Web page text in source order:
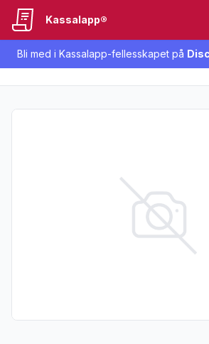
Bli med i Kassalapp-fellesskapet på
Kassalapp®